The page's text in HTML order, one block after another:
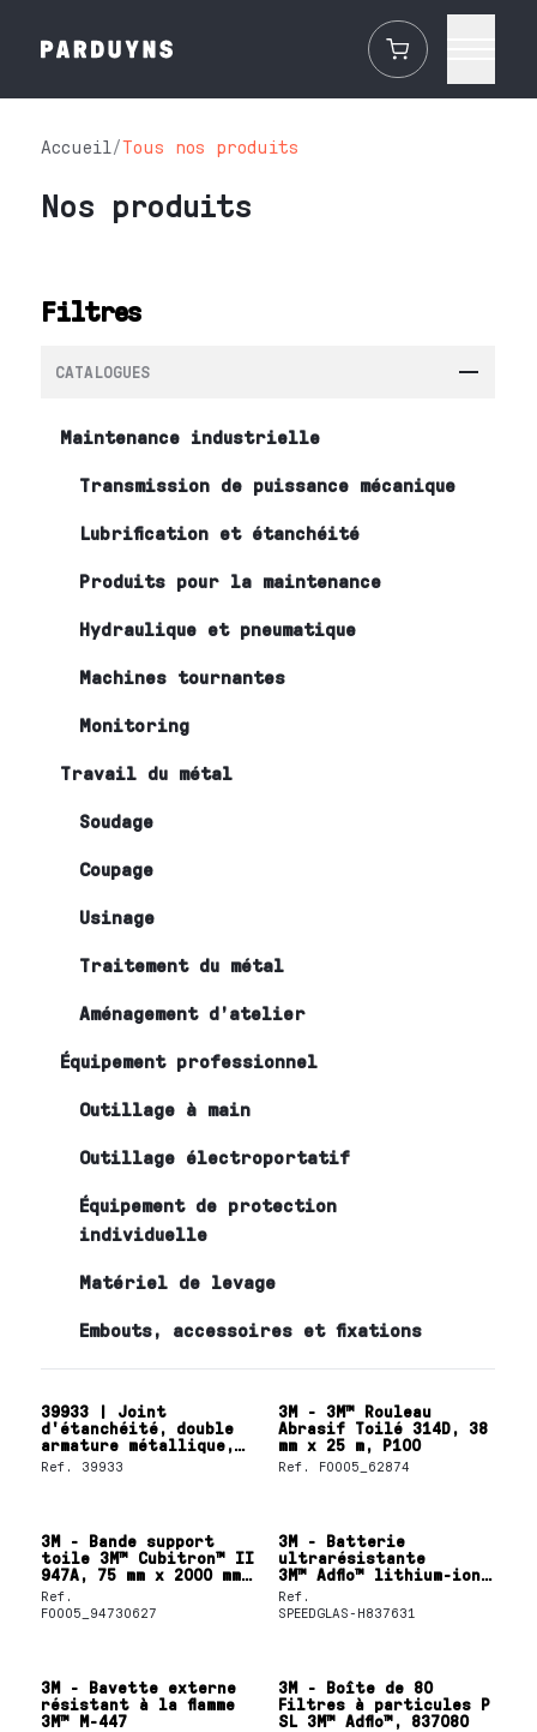
Accueil/Tous nos produits
Nos produits
Filtres
CATALOGUES
Maintenance industrielle
Transmission de puissance mécanique
Lubrification et étanchéité
Produits pour la maintenance
Hydraulique et pneumatique
Machines tournantes
Monitoring
Travail du métal
Soudage
Coupage
Usinage
Traitement du métal
Aménagement d’atelier
Équipement professionnel
Outillage à main
Outillage électroportatif
Équipement de protection
individuelle
Matériel de levage
Embouts, accessoires et fixations
39933 | Joint
d'étanchéité, double
armature métallique,
lèvre SKF Wave
Ref. 39933
3M - 3M™ Rouleau
Abrasif Toilé 314D, 38
mm x 25 m, P100
Ref. F0005_62874
3M - Bande support
toile 3M™ Cubitron™ II
947A, 75 mm x 2000 mm,
120+
Ref.
F0005_94730627
3M - Batterie
ultrarésistante
3M™ Adflo™ lithium-ion,
837631
Ref.
SPEEDGLAS-H837631
3M - Bavette externe
résistant à la flamme
3M™ M-447
3M - Boîte de 80
Filtres à particules P
SL 3M™ Adflo™, 837080